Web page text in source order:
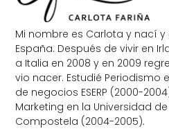
Mi nombre es Carlota y nací y
España. Después de vivir en
a Italia en 2008 y en 2009
vio nacer. Estudié Periodismo
de negocios ESERP (2000-
Marketing en la Universidad
Compostela (2004-2005).